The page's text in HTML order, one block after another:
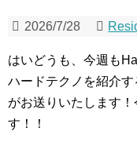
2026/7/28
はいどうも、今週も
ハードテクノを紹介
がお送りいたします
す！！